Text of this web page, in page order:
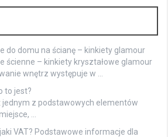
do domu na ścianę – kinkiety glamour
ścienne – kinkiety kryształowe glamour
wnętrz występuje w …
to jest?
jednym z podstawowych elementów
…
VAT? Podstawowe informacje dla